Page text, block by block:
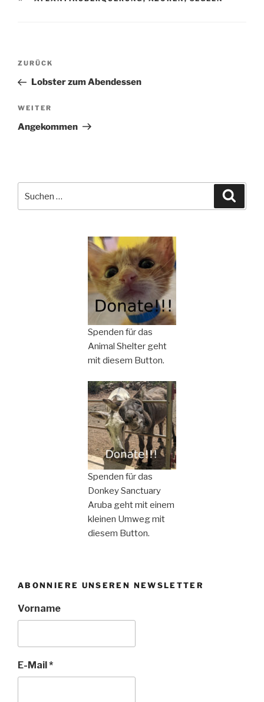
Beitragsnavigation
Vorheriger
Beitrag
ZURÜCK
Lobster zum Abendessen
Nächster
Beitrag
WEITER
Angekommen
nach:
Spenden für das
Animal Shelter geht
mit diesem Button.
Spenden für das
Donkey Sanctuary
Aruba geht mit einem
kleinen Umweg mit
diesem Button.
ABONNIERE UNSEREN NEWSLETTER
Vorname
E-Mail*